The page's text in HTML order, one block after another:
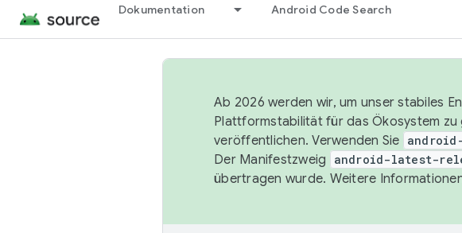
Dokumentation Android Code Search
Ab 2026 werden wir, um unser stabiles
Plattformstabilität für das Ökosystem zu
veröffentlichen. Verwenden Sie
Der Manifestzweig
android-latest-
übertragen wurde. Weitere